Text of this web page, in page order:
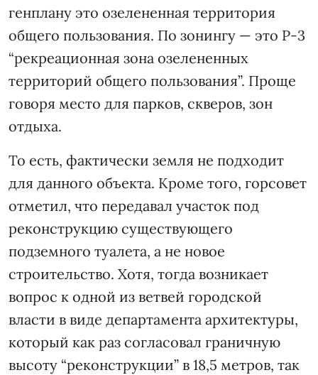
генплану это озелененная территория
общего пользования. По зонингу — это Р-3
“рекреационная зона озелененных
территорий общего пользования”. Проще
говоря место для парков, скверов, зон
отдыха.
То есть, фактически земля не подходит
для данного объекта. Кроме того, горсовет
отметил, что передавал участок под
реконструкцию существующего
подземного туалета, а не новое
строительство. Хотя, тогда возникает
вопрос к одной из ветвей городской
власти в виде департамента архитектуры,
который как раз согласовал граничную
высоту “реконструкции” в 18,5 метров, так